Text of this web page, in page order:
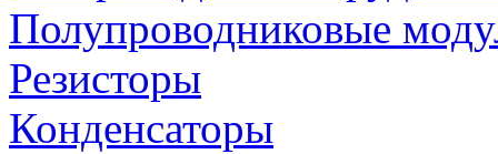
Полупроводниковые
Резисторы
Конденсаторы